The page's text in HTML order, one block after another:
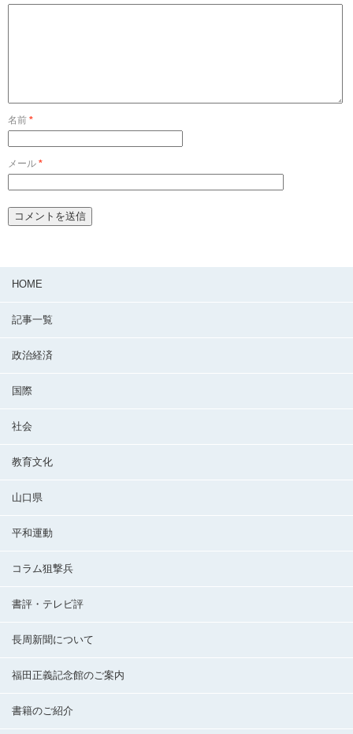
名前 *
メール *
HOME
記事一覧
政治経済
国際
社会
教育文化
山口県
平和運動
コラム狙撃兵
書評・テレビ評
長周新聞について
福田正義記念館のご案内
書籍のご紹介